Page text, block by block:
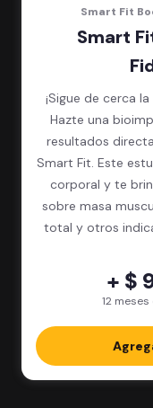
Smart Fit
Smart
¡Sigue de cerca
Hazte una
resultados
Smart Fit. Este
corporal y te
sobre masa
total y otros
+ $
12